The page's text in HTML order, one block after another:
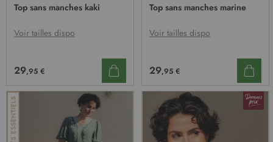
D’ENVIE
Top sans manches kaki
Voir tailles dispo
29,95 €
Top sans manches marine
Voir tailles dispo
29,95 €